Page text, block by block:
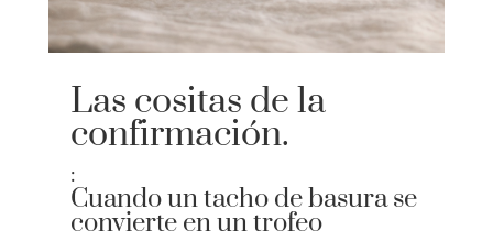
Las cositas de la
confirmación.
:
Cuando un tacho de basura se
convierte en un trofeo